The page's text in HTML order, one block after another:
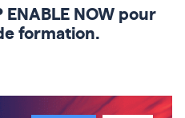
ENABLE NOW pour
formation.